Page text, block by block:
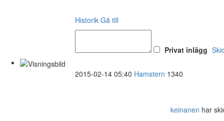
Historik Gå till
Privat inlägg
2015-02-14 05:40 Hamstern 1340
keinanen har